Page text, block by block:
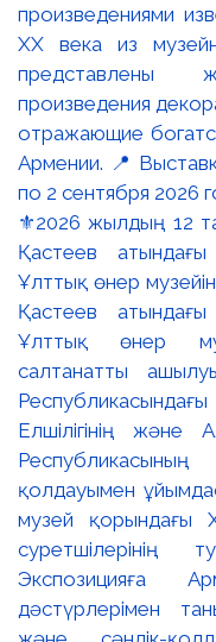
⚜️2026 жылдың 12
Қастеев
Ұлттық өнер
Қастеев
Ұлттық өнер
салтанатты
Елшілігінің және
қолдауымен
музей қорындағы
суретшілерінің
Экспозицияға
дәстүрлерімен